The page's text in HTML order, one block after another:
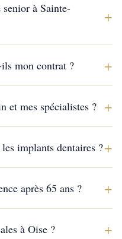
à Sainte-
+
mon contrat ? +
et mes spécialistes ? +
implants dentaires ?+
après 65 ans ? +
à Oise ? +